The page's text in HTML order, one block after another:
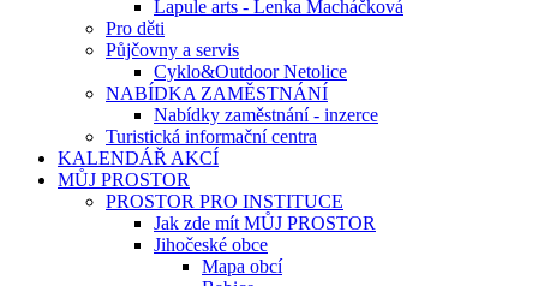
Lapule arts - Lenka Macháčková
Pro děti
Půjčovny a servis
Cyklo&Outdoor Netolice
NABÍDKA ZAMĚSTNÁNÍ
Nabídky zaměstnání - inzerce
Turistická informační centra
KALENDÁŘ AKCÍ
MŮJ PROSTOR
PROSTOR PRO INSTITUCE
Jak zde mít MŮJ PROSTOR
Jihočeské obce
Mapa obcí